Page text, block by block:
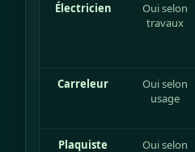
Électricien
Oui selon
travaux
Carreleur
Oui selon
usage
Plaquiste
Oui selon